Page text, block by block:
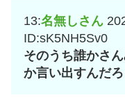
13:名無しさん
ID:sK5NH5Sv0
そのうち誰かさ
か言い出すんだろ